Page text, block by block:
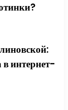
интернет-